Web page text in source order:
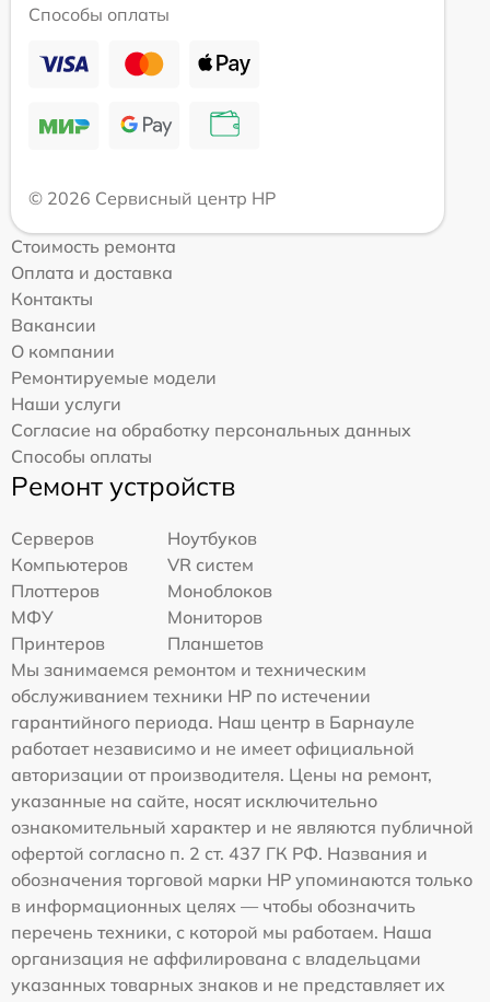
Способы оплаты
© 2026 Сервисный центр HP
Стоимость ремонта
Оплата и доставка
Контакты
Вакансии
О компании
Ремонтируемые модели
Наши услуги
Согласие на обработку персональных данных
Способы оплаты
Ремонт устройств
Серверов
Ноутбуков
Компьютеров
VR систем
Плоттеров
Моноблоков
МФУ
Мониторов
Принтеров
Планшетов
Мы занимаемся ремонтом и техническим
обслуживанием техники HP по истечении
гарантийного периода. Наш центр в Барнауле
работает независимо и не имеет официальной
авторизации от производителя. Цены на ремонт,
указанные на сайте, носят исключительно
ознакомительный характер и не являются публичной
офертой согласно п. 2 ст. 437 ГК РФ. Названия и
обозначения торговой марки HP упоминаются только
в информационных целях — чтобы обозначить
перечень техники, с которой мы работаем. Наша
организация не аффилирована с владельцами
указанных товарных знаков и не представляет их